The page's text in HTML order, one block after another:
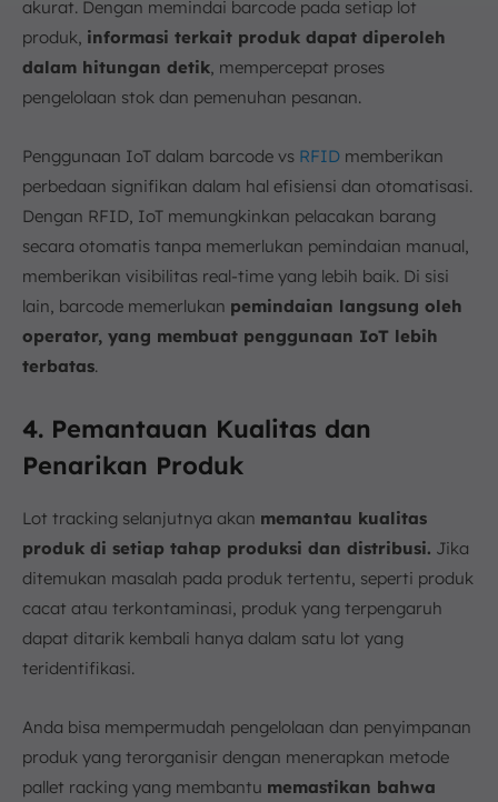
akurat. Dengan memindai barcode pada setiap lot
produk, informasi terkait produk dapat diperoleh
dalam hitungan detik , mempercepat proses
pengelolaan stok dan pemenuhan pesanan.
Penggunaan IoT dalam barcode vs RFID memberikan
perbedaan signifikan dalam hal efisiensi dan otomatisasi.
Dengan RFID, IoT memungkinkan pelacakan barang
secara otomatis tanpa memerlukan pemindaian manual,
memberikan visibilitas real-time yang lebih baik. Di sisi
lain, barcode memerlukan pemindaian langsung oleh
operator, yang membuat penggunaan IoT lebih
terbatas.
4. Pemantauan Kualitas dan
Penarikan Produk
Lot tracking selanjutnya akan memantau kualitas
produk di setiap tahap produksi dan distribusi. Jika
ditemukan masalah pada produk tertentu, seperti produk
cacat atau terkontaminasi, produk yang terpengaruh
dapat ditarik kembali hanya dalam satu lot yang
teridentifikasi.
Anda bisa mempermudah pengelolaan dan penyimpanan
produk yang terorganisir dengan menerapkan metode
pallet racking yang membantu memastikan bahwa